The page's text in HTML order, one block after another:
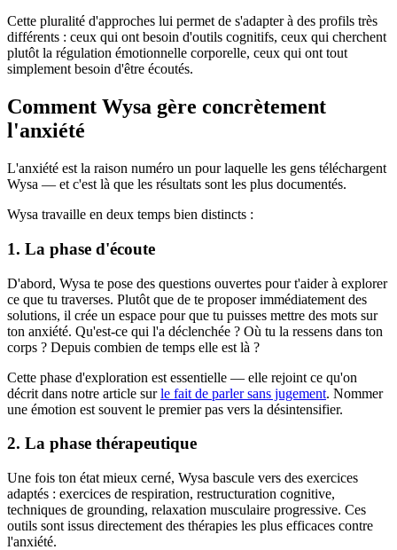
Cette pluralité d'approches lui permet de s'adapter à des profils très
différents : ceux qui ont besoin d'outils cognitifs, ceux qui cherchent
plutôt la régulation émotionnelle corporelle, ceux qui ont tout
simplement besoin d'être écoutés.
Comment Wysa gère concrètement
l'anxiété
L'anxiété est la raison numéro un pour laquelle les gens téléchargent
Wysa — et c'est là que les résultats sont les plus documentés.
Wysa travaille en deux temps bien distincts :
1. La phase d'écoute
D'abord, Wysa te pose des questions ouvertes pour t'aider à explorer
ce que tu traverses. Plutôt que de te proposer immédiatement des
solutions, il crée un espace pour que tu puisses mettre des mots sur
ton anxiété. Qu'est-ce qui l'a déclenchée ? Où tu la ressens dans ton
corps ? Depuis combien de temps elle est là ?
Cette phase d'exploration est essentielle — elle rejoint ce qu'on
décrit dans notre article surle fait de parler sans jugement. Nommer
une émotion est souvent le premier pas vers la désintensifier.
2. La phase thérapeutique
Une fois ton état mieux cerné, Wysa bascule vers des exercices
adaptés : exercices de respiration, restructuration cognitive,
techniques de grounding, relaxation musculaire progressive. Ces
outils sont issus directement des thérapies les plus efficaces contre
l'anxiété.